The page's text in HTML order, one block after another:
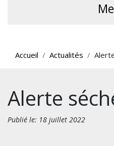
Accueil Actualités
Alerte
Publié le: 18 juillet 2022